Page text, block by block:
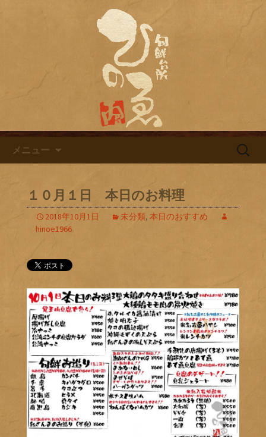
名古屋市栄にある居酒屋「旬鮮
台所ひのゑ」のブログ
名古屋市栄にある居酒屋「旬鮮台所ひ
のゑ（ひのえ）」。豊富な焼酎と海鮮
料理を中心とした、お酒に合う肴を楽
しめるお店です。季節で変わるおすす
めメニューや日替わりランチの新着情
報を随時更新中。
メニュー
検
１０月１日 本日のお料理
2018年10月1日 未分類, 本日のおすすめ
hinoe1966